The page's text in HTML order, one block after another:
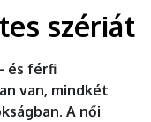
szériát
és férfi
van, mindkét
A női